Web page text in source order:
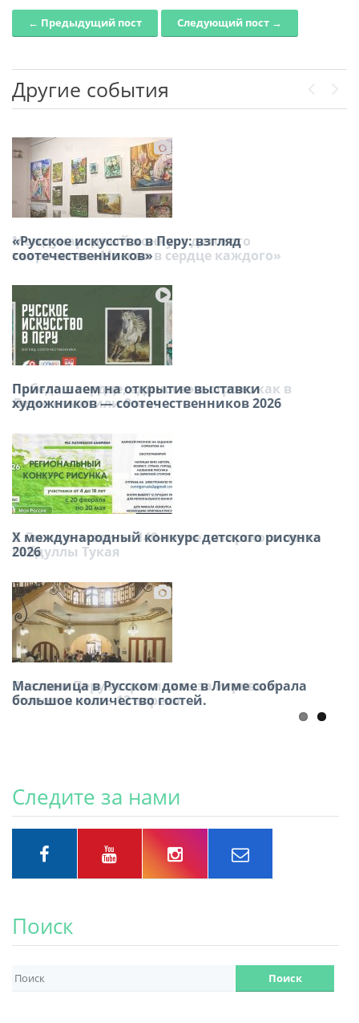
Post navigation
← Предыдущий пост Следующий пост →
Другие события
Международный конкурс детского
творчества «Москва в сердце каждого»
Победа в сердце, единство в строю: как в
Лиме отметили 9 мая
В Лиме отметили 140-летие татарского поэта
Габдуллы Тукая
Знатоки Перу встретились за игровым
столом в честь 12 апреля
«Русское искусство в Перу: взгляд
соотечественников»
Приглашаем на открытие выставки
художников — соотечественников 2026
Х международный конкурс детского рисунка
2026
Масленица в Русском доме в Лиме собрала
большое количество гостей.
Следите за нами
Поиск